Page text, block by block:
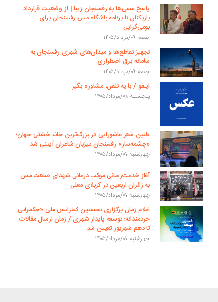
پاسخ مسی‌ها به رفسنجان زیبا | از وضعیت قرارداد
بازیکنان تا برنامه باشگاه مس رفسنجان برای
بومی‌گرایی
جمعه ۰۹/مرداد/۱۴۰۵
تجهیز تقاطع‌ها و میدان‌های شهری رفسنجان به
سامانه برق اضطراری
جمعه ۰۹/مرداد/۱۴۰۵
اینفو / با یه تلفن، مشاوره بگیر
پنجشنبه ۰۸/مرداد/۱۴۰۵
طنین شعر عاشورایی در بزرگ‌ترین خانه خشتی جهان؛
«چشمه‌سار» رفسنجان میزبان شاعران آیینی شد
چهارشنبه ۰۷/مرداد/۱۴۰۵
آغاز خدمت‌رسانی موکب درمانی شهدای صنعت مس
به زائران اربعین در کربلای معلی
چهارشنبه ۰۷/مرداد/۱۴۰۵
اعلام زمان برگزاری نخستین کنفرانس ملی «حکمرانی
خردمندانه؛ توسعه پایدار شهری / زمان ارسال مقالات
تا دهم شهریور تعیین شد
چهارشنبه ۰۷/مرداد/۱۴۰۵